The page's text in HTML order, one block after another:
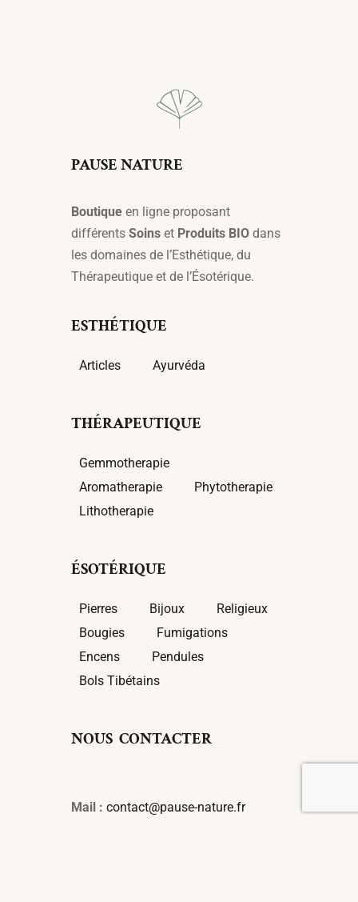
PAUSE NATURE
Boutique en ligne proposant
différents Soins et Produits BIO dans
les domaines de l’Esthétique, du
Thérapeutique et de l’Ésotérique.
ESTHÉTIQUE
Articles Ayurvéda
THÉRAPEUTIQUE
Gemmotherapie
Aromatherapie
Phytotherapie
Lithotherapie
ÉSOTÉRIQUE
Pierres Bijoux
Religieux
Bougies
Fumigations
Encens
Pendules
Bols Tibétains
NOUS CONTACTER
Mail : contact@pause-nature.fr